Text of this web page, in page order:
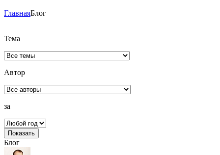
ГлавнаяБлог
Тема
Автор
за
Показать
Блог